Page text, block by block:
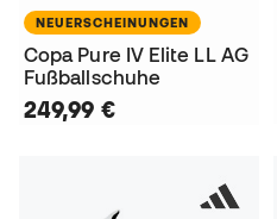
NEUERSCHEINUNGEN
Copa Pure IV Elite LL AG
Fußballschuhe
249,99 €